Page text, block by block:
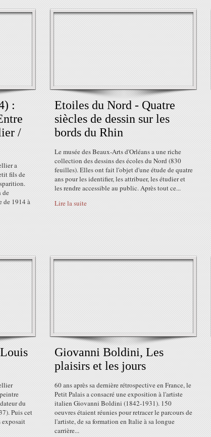
:
/
a
fils de
de
de 1914 à
Etoiles du Nord - Quatre
siècles de dessin sur les
bords du Rhin
Le musée des Beaux-Arts d'Orléans a une riche
collection des dessins des écoles du Nord (830
feuilles). Elles ont fait l'objet d'une étude de quatre
ans pour les identifier, les attribuer, les étudier et
les rendre accessible au public. Après tout ce...
Lire la suite
du
Puis cet
exposait
Giovanni Boldini, Les
plaisirs et les jours
60 ans après sa dernière rétrospective en France, le
Petit Palais a consacré une exposition à l'artiste
italien Giovanni Boldini (1842-1931). 150
oeuvres étaient réunies pour retracer le parcours de
l'artiste, de sa formation en Italie à sa longue
carrière...